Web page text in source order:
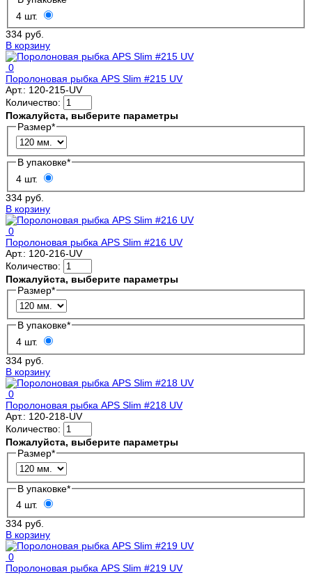
4 шт.
334 руб.
В корзину
0
Поролоновая рыбка APS Slim #215 UV
Арт.: 120-215-UV
Количество:
Пожалуйста, выберите параметры
Размер*
В упаковке*
4 шт.
334 руб.
В корзину
0
Поролоновая рыбка APS Slim #216 UV
Арт.: 120-216-UV
Количество:
Пожалуйста, выберите параметры
Размер*
В упаковке*
4 шт.
334 руб.
В корзину
0
Поролоновая рыбка APS Slim #218 UV
Арт.: 120-218-UV
Количество:
Пожалуйста, выберите параметры
Размер*
В упаковке*
4 шт.
334 руб.
В корзину
0
Поролоновая рыбка APS Slim #219 UV